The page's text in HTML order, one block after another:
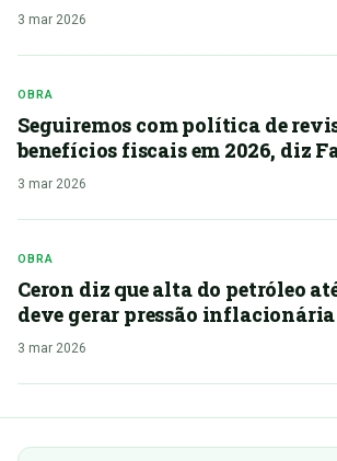
3 mar 2026
OBRA
Seguiremos com política de
benefícios fiscais em 2026, diz
3 mar 2026
OBRA
Ceron diz que alta do petróleo
deve gerar pressão inflacionária
3 mar 2026